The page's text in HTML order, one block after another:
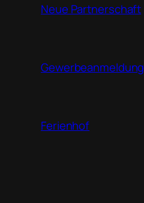
Neue Partnerschaft
Gewerbeanmeldung
Ferienhof